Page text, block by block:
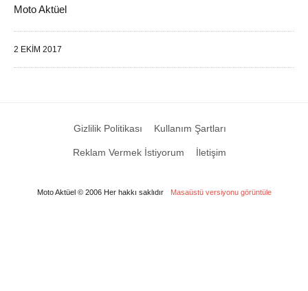
Moto Aktüel
2 EKIM 2017
Gizlilik Politikası Kullanım Şartları
Reklam Vermek İstiyorum İletişim
Moto Aktüel © 2006 Her hakkı saklıdır Masaüstü versiyonu görüntüle